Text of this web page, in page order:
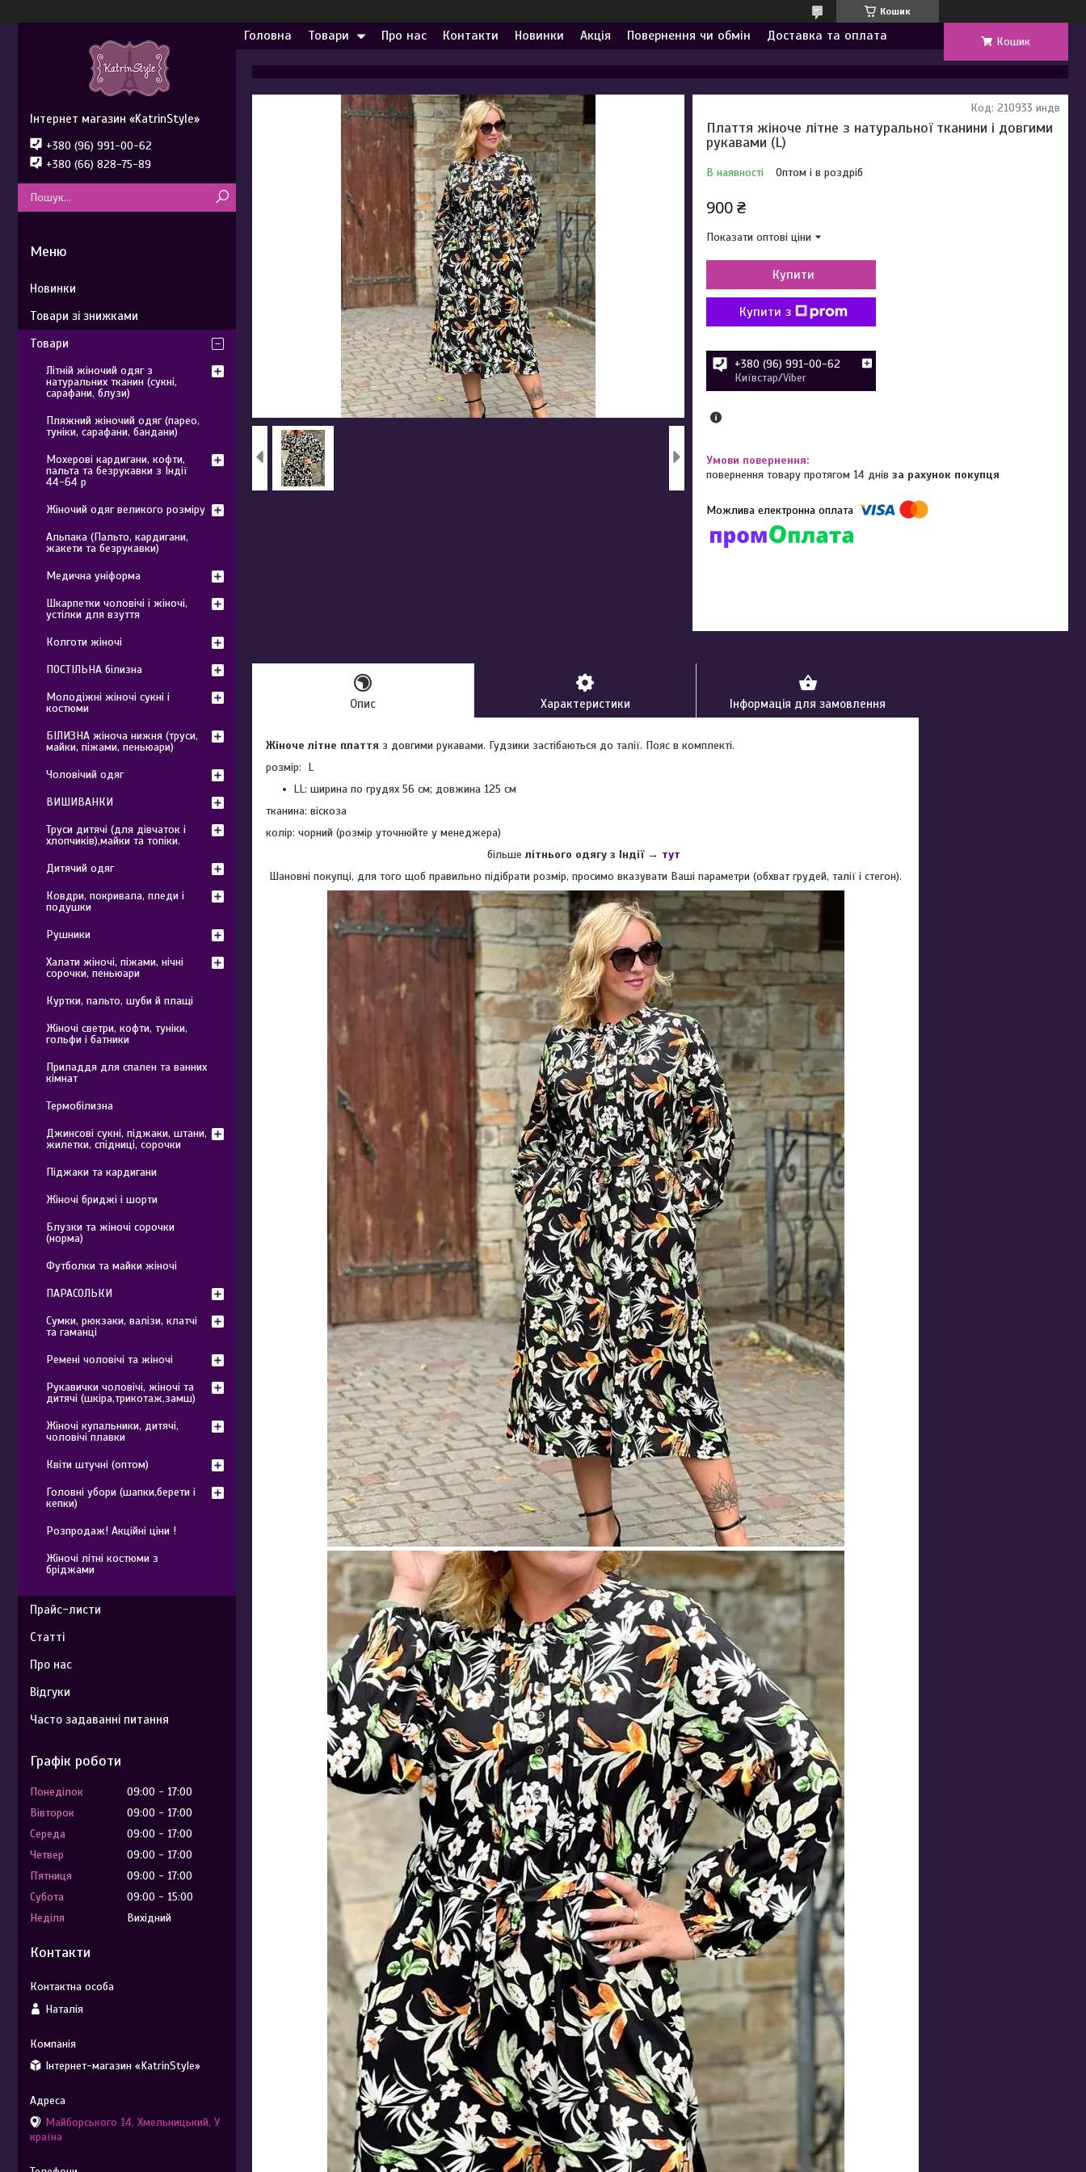
Кошик
Головна Товари Про нас Контакти Новинки Акція Повернення чи обмін Доставка та оплата Кошик
Плаття жіноче літне з натуральної тканини і довгими
рукавами (L)
В наявності Оптом і в роздріб
Код: 210933 индв
900 ₴
Показати оптові ціни
Купити
Купити з
+380 (96) 991-00-62
Київстар/Viber
повернення товару протягом 14 днівза рахунок покупця
Опис Характеристики Інформація для замовлення
Жіноче літне плаття з довгими рукавами. Гудзики застібаються до талії. Пояс в комплекті.
розмір: L
LL: ширина по грудях 56 см; довжина 125 см
тканина: віскоза
колір: чорний (розмір уточнюйте у менеджера)
більшелітнього одягу з Індії → тут
Шановні покупці, для того щоб правильно підібрати розмір, просимо вказувати Ваші параметри (обхват грудей, талії і стегон).
Інтернет магазин «KatrinStyle»
+380 (96) 991-00-62
+380 (66) 828-75-89
Новинки
Товари зі знижками
Товари
Літній жіночий одяг з
натуральних тканин (сукні,
сарафани, блузи)
Пляжний жіночий одяг (парео,
туніки, сарафани, бандани)
Мохерові кардигани, кофти,
пальта та безрукавки з Індії
44-64 р
Жіночий одяг великого розміру
Альпака (Пальто, кардигани,
жакети та безрукавки)
Медична уніформа
Шкарпетки чоловічі і жіночі,
устілки для взуття
Колготи жіночі
ПОСТІЛЬНА білизна
Молодіжні жіночі сукні і
костюми
БІЛИЗНА жіноча нижня (труси,
майки, піжами, пеньюари)
Чоловічий одяг
ВИШИВАНКИ
Труси дитячі (для дівчаток і
хлопчиків),майки та топіки.
Дитячий одяг
Ковдри, покривала, пледи і
подушки
Рушники
Халати жіночі, піжами, нічні
сорочки, пеньюари
Куртки, пальто, шуби й плащі
Жіночі светри, кофти, туніки,
гольфи і батники
Приладдя для спален та ванних
кімнат
Термобілизна
Джинсові сукні, піджаки, штани,
жилетки, спідниці, сорочки
Піджаки та кардигани
Жіночі бриджі і шорти
Блузки та жіночі сорочки
(норма)
Футболки та майки жіночі
ПАРАСОЛЬКИ
Сумки, рюкзаки, валізи, клатчі
та гаманці
Ремені чоловічі та жіночі
Рукавички чоловічі, жіночі та
дитячі (шкіра,трикотаж,замш)
Жіночі купальники, дитячі,
чоловічі плавки
Квіти штучні (оптом)
Головні убори (шапки,берети і
кепки)
Розпродаж! Акційні ціни !
Жіночі літні костюми з
бріджами
Прайс-листи
Статті
Про нас
Відгуки
Часто задаванні питання
Графік роботи
Понеділок 09:00
17:00
Вівторок
09:00
17:00
Середа
09:00
17:00
Четвер
09:00
17:00
Пʼятниця
09:00
17:00
Субота
09:00
15:00
Неділя
Вихідний
Контакти
Наталія
Інтернет-магазин «KatrinStyle»
Майборського 14, Хмельницький, У
країна